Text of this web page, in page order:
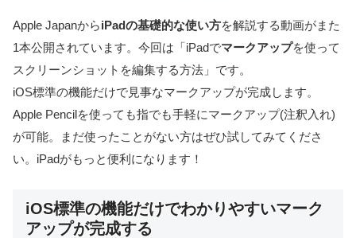
Apple JapanからiPadの基礎的な使い方を解説する動画がまた
1本公開されています。今回は「iPadでマークアップを使って
スクリーンショットを編集する方法」です。
iOS標準の機能だけで見事なマークアップが完成します。
Apple Pencilを使っても指でも手軽にマークアップ(注釈入れ)
が可能。まだ使ったことがない方はぜひ試してみてくださ
い。iPadがもっと便利になります！
iOS標準の機能だけでわかりやすいマーク
アップが完成する